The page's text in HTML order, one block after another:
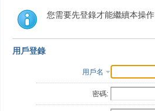
索
您需要先登錄才能繼續本操作
用戶登錄
用戶名
密碼: